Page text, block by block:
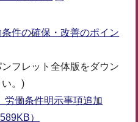
件の確保・改善のポイン
フレット全体版をダウン
い。)
労働条件明示事項追加
）